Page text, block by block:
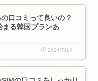
口コミって良いの？
まる韓国プランあ
2024/7/14